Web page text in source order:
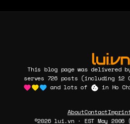
This blog page was delivered
serves 726 posts (including 12
and lots of
in Ho
AboutContact
©2026 lui.vn · EST May